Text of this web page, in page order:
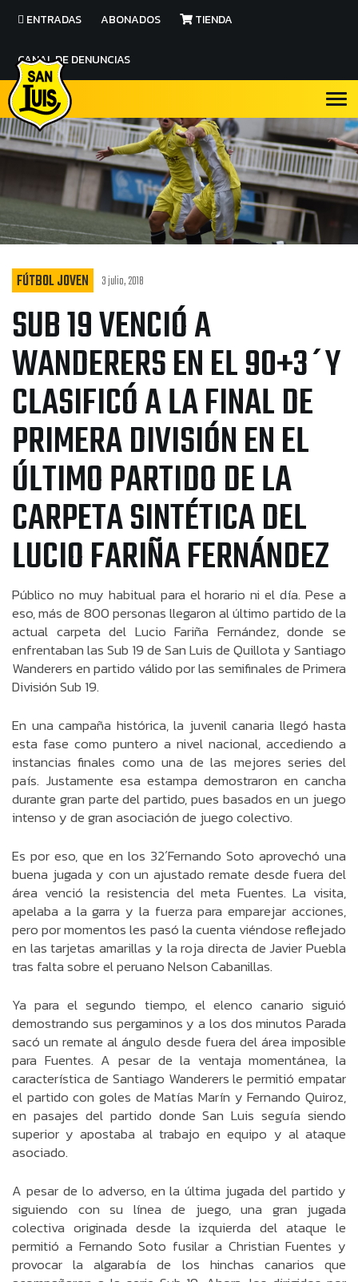
ENTRADAS ABONADOS TIENDA
CANAL DE DENUNCIAS
FÚTBOL JOVEN 3 julio, 2018
SUB 19 VENCIÓ A
WANDERERS EN EL 90+3´Y
CLASIFICÓ A LA FINAL DE
PRIMERA DIVISIÓN EN EL
ÚLTIMO PARTIDO DE LA
CARPETA SINTÉTICA DEL
LUCIO FARIÑA FERNÁNDEZ
Público no muy habitual para el horario ni el día. Pese a
eso, más de 800 personas llegaron al último partido de la
actual carpeta del Lucio Fariña Fernández, donde se
enfrentaban las Sub 19 de San Luis de Quillota y Santiago
Wanderers en partido válido por las semifinales de Primera
División Sub 19.
En una campaña histórica, la juvenil canaria llegó hasta
esta fase como puntero a nivel nacional, accediendo a
instancias finales como una de las mejores series del
país. Justamente esa estampa demostraron en cancha
durante gran parte del partido, pues basados en un juego
intenso y de gran asociación de juego colectivo.
Es por eso, que en los 32´Fernando Soto aprovechó una
buena jugada y con un ajustado remate desde fuera del
área venció la resistencia del meta Fuentes. La visita,
apelaba a la garra y la fuerza para emparejar acciones,
pero por momentos les pasó la cuenta viéndose reflejado
en las tarjetas amarillas y la roja directa de Javier Puebla
tras falta sobre el peruano Nelson Cabanillas.
Ya para el segundo tiempo, el elenco canario siguió
demostrando sus pergaminos y a los dos minutos Parada
sacó un remate al ángulo desde fuera del área imposible
para Fuentes. A pesar de la ventaja momentánea, la
característica de Santiago Wanderers le permitió empatar
el partido con goles de Matías Marín y Fernando Quiroz,
en pasajes del partido donde San Luis seguía siendo
superior y apostaba al trabajo en equipo y al ataque
asociado.
A pesar de lo adverso, en la última jugada del partido y
siguiendo con su línea de juego, una gran jugada
colectiva originada desde la izquierda del ataque le
permitió a Fernando Soto fusilar a Christian Fuentes y
provocar la algarabía de los hinchas canarios que